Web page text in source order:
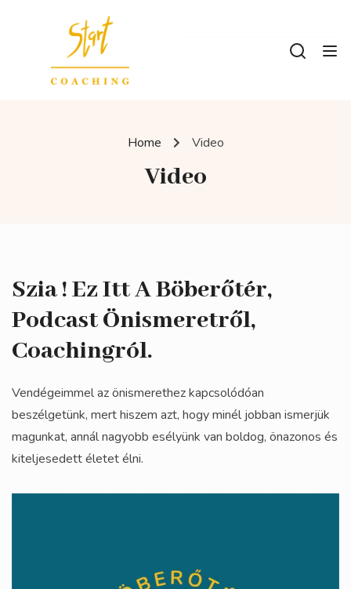
Home Video
Video
Szia ! Ez Itt A Böberőtér,
Podcast Önismeretről,
Coachingról.
Vendégeimmel az önismerethez kapcsolódóan
beszélgetünk, mert hiszem azt, hogy minél jobban ismerjük
magunkat, annál nagyobb esélyünk van boldog, önazonos és
kiteljesedett életet élni.